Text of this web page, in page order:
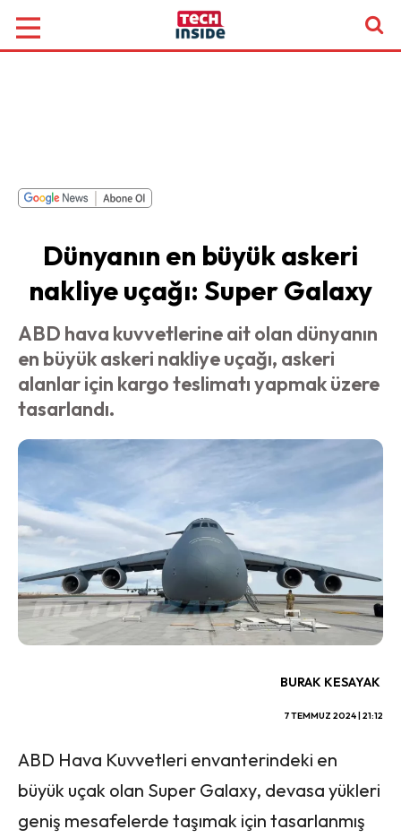
Dünyanın en büyük askeri
nakliye uçağı: Super Galaxy
ABD hava kuvvetlerine ait olan dünyanın
en büyük askeri nakliye uçağı, askeri
alanlar için kargo teslimatı yapmak üzere
tasarlandı.
BURAK KESAYAK
7 TEMMUZ 2024 | 21:12
ABD Hava Kuvvetleri envanterindeki en
büyük uçak olan Super Galaxy, devasa yükleri
geniş mesafelerde taşımak için tasarlanmış